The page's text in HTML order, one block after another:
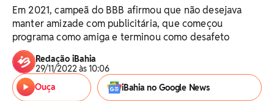
Em 2021, campeã do BBB afirmou que não desejava
manter amizade com publicitária, que começou
programa como amiga e terminou como desafeto
Redação iBahia
29/11/2022 às 10:06
Ouça
iBahia no Google News